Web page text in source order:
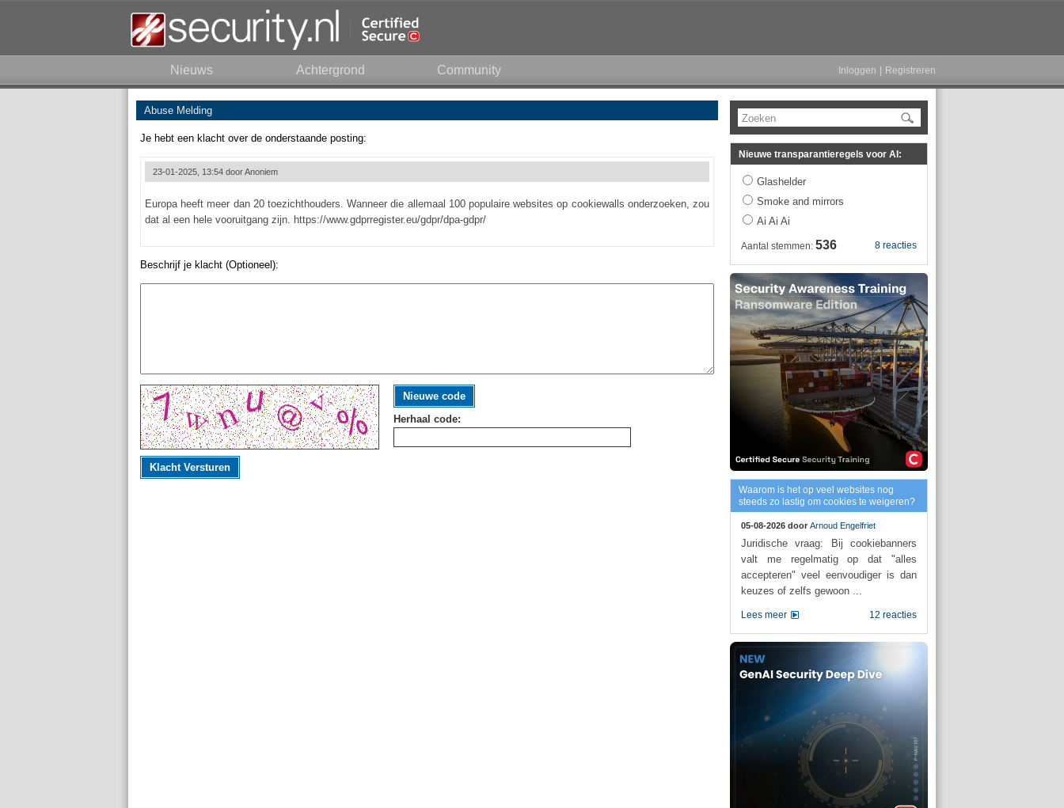
Nieuws Achtergrond Community Inloggen Registreren
Abuse Melding
Je hebt een klacht over de onderstaande posting:
23-01-2025, 13:54 doorAnoniem
Europa heeft meer dan 20 toezichthouders. Wanneer die allemaal 100 populaire websites op cookiewalls onderzoeken, zou
dat al een hele vooruitgang zijn. https://www.gdprregister.eu/gdpr/dpa-gdpr/
Beschrijf je klacht (Optioneel):
Nieuwe code
Herhaal code:
Klacht Versturen
Zoeken
Nieuwe transparantieregels voor AI:
Glashelder
Smoke and mirrors
Ai Ai Ai
8 reacties
Aantal stemmen: 536
Waarom is het op veel websites nog
steeds zo lastig om cookies te weigeren?
05-08-2026 door Arnoud Engelfriet
Juridische vraag: Bij cookiebanners
valt me regelmatig op dat "alles
accepteren" veel eenvoudiger is dan
keuzes of zelfs gewoon ...
12 reacties
Lees meer